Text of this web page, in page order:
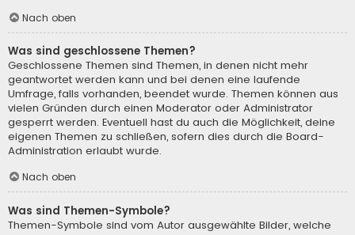
Nach oben
Was sind geschlossene Themen?
Geschlossene Themen sind Themen, in denen nicht mehr
geantwortet werden kann und bei denen eine laufende
Umfrage, falls vorhanden, beendet wurde. Themen können aus
vielen Gründen durch einen Moderator oder Administrator
gesperrt werden. Eventuell hast du auch die Möglichkeit, deine
eigenen Themen zu schließen, sofern dies durch die Board-
Administration erlaubt wurde.
Nach oben
Was sind Themen-Symbole?
Themen-Symbole sind vom Autor ausgewählte Bilder, welche